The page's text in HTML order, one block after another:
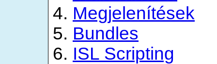
Megjelenítések
Bundles
ISL Scripting